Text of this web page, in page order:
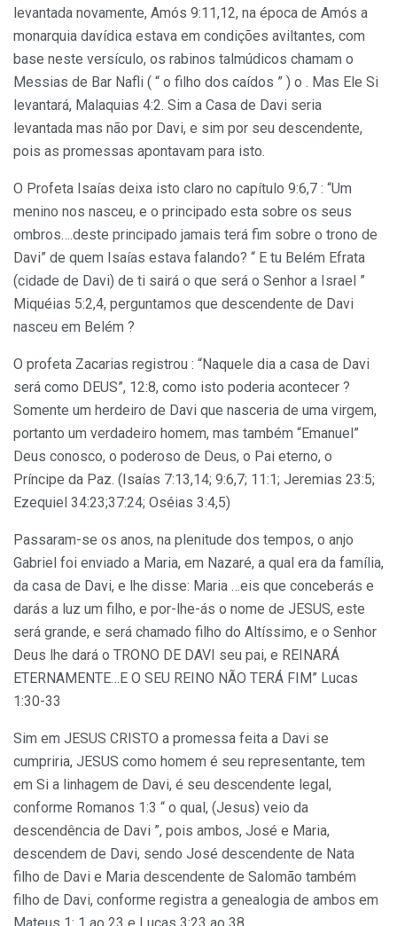
levantada novamente, Amós 9:11,12, na época de Amós a
monarquia davídica estava em condições aviltantes, com
base neste versículo, os rabinos talmúdicos chamam o
Messias de Bar Nafli ( “ o filho dos caídos ” ) o . Mas Ele Si
levantará, Malaquias 4:2. Sim a Casa de Davi seria
levantada mas não por Davi, e sim por seu descendente,
pois as promessas apontavam para isto.
O Profeta Isaías deixa isto claro no capítulo 9:6,7 : “Um
menino nos nasceu, e o principado esta sobre os seus
ombros….deste principado jamais terá fim sobre o trono de
Davi” de quem Isaías estava falando? “ E tu Belém Efrata
(cidade de Davi) de ti sairá o que será o Senhor a Israel ”
Miquéias 5:2,4, perguntamos que descendente de Davi
nasceu em Belém ?
O profeta Zacarias registrou : “Naquele dia a casa de Davi
será como DEUS”, 12:8, como isto poderia acontecer ?
Somente um herdeiro de Davi que nasceria de uma virgem,
portanto um verdadeiro homem, mas também “Emanuel”
Deus conosco, o poderoso de Deus, o Pai eterno, o
Príncipe da Paz. (Isaías 7:13,14; 9:6,7; 11:1; Jeremias 23:5;
Ezequiel 34:23;37:24; Oséias 3:4,5)
Passaram-se os anos, na plenitude dos tempos, o anjo
Gabriel foi enviado a Maria, em Nazaré, a qual era da família,
da casa de Davi, e lhe disse: Maria …eis que conceberás e
darás a luz um filho, e por-lhe-ás o nome de JESUS, este
será grande, e será chamado filho do Altíssimo, e o Senhor
Deus lhe dará o TRONO DE DAVI seu pai, e REINARÁ
ETERNAMENTE…E O SEU REINO NÃO TERÁ FIM” Lucas
1:30-33
Sim em JESUS CRISTO a promessa feita a Davi se
cumpriria, JESUS como homem é seu representante, tem
em Si a linhagem de Davi, é seu descendente legal,
conforme Romanos 1:3 “ o qual, (Jesus) veio da
descendência de Davi ”, pois ambos, José e Maria,
descendem de Davi, sendo José descendente de Nata
filho de Davi e Maria descendente de Salomão também
filho de Davi, conforme registra a genealogia de ambos em
Mateus 1: 1 ao 23 e Lucas 3:23 ao 38.